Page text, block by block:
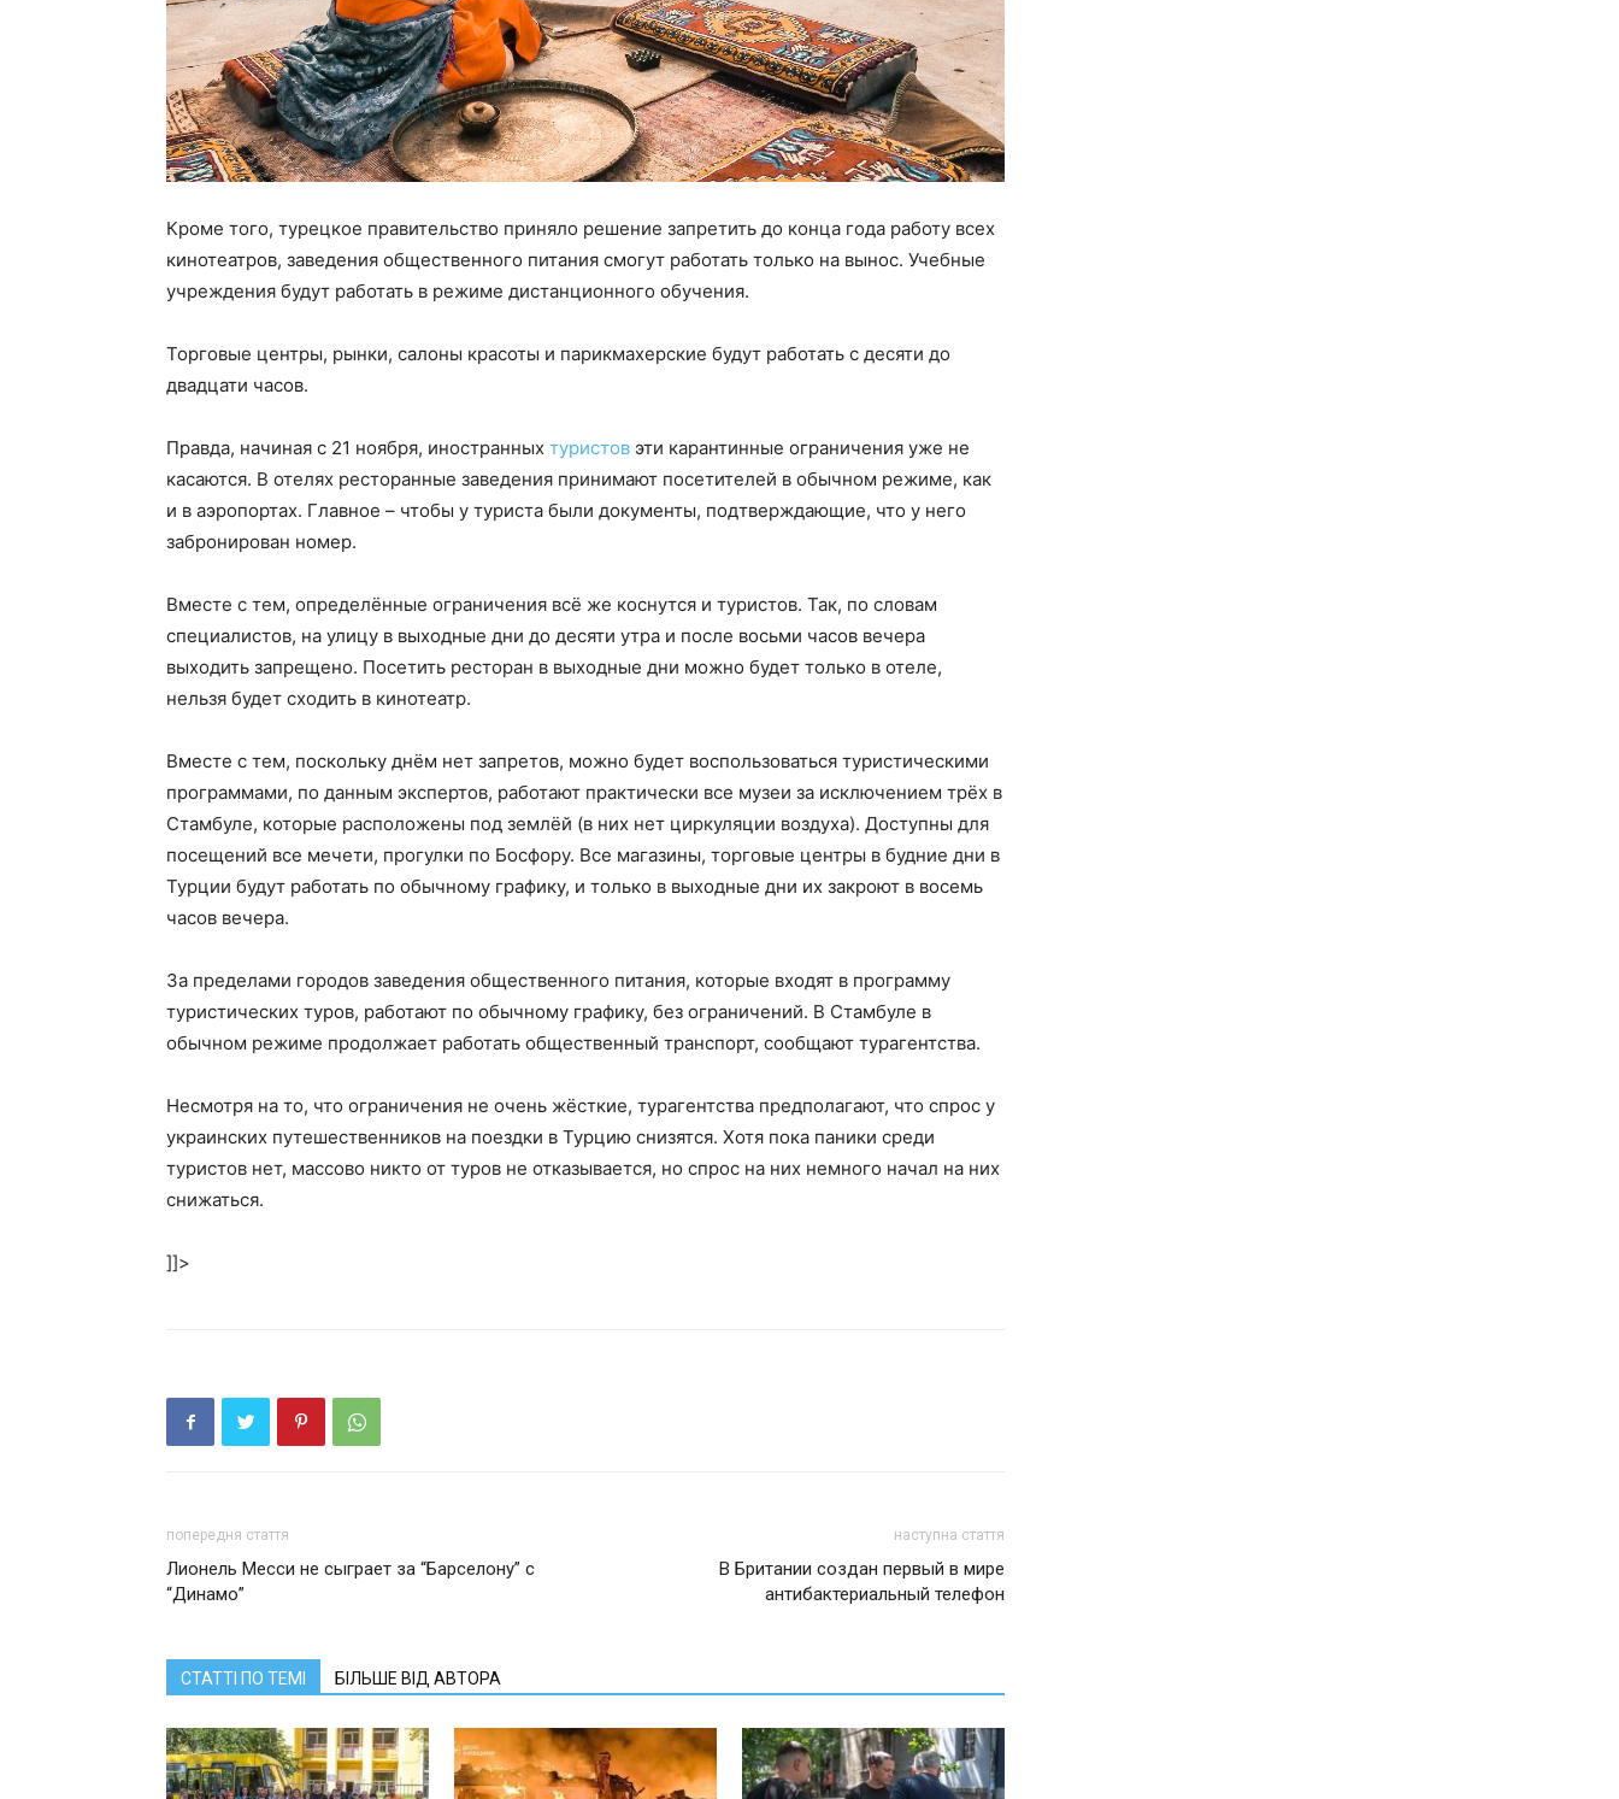
Кроме того, турецкое правительство приняло решение запретить до конца года работу всех
кинотеатров, заведения общественного питания смогут работать только на вынос. Учебные
учреждения будут работать в режиме дистанционного обучения.
Торговые центры, рынки, салоны красоты и парикмахерские будут работать с десяти до
двадцати часов.
Правда, начиная с 21 ноября, иностранных туристов эти карантинные ограничения уже не
касаются. В отелях ресторанные заведения принимают посетителей в обычном режиме, как
и в аэропортах. Главное – чтобы у туриста были документы, подтверждающие, что у него
забронирован номер.
Вместе с тем, определённые ограничения всё же коснутся и туристов. Так, по словам
специалистов, на улицу в выходные дни до десяти утра и после восьми часов вечера
выходить запрещено. Посетить ресторан в выходные дни можно будет только в отеле,
нельзя будет сходить в кинотеатр.
Вместе с тем, поскольку днём нет запретов, можно будет воспользоваться туристическими
программами, по данным экспертов, работают практически все музеи за исключением трёх в
Стамбуле, которые расположены под землёй (в них нет циркуляции воздуха). Доступны для
посещений все мечети, прогулки по Босфору. Все магазины, торговые центры в будние дни в
Турции будут работать по обычному графику, и только в выходные дни их закроют в восемь
часов вечера.
За пределами городов заведения общественного питания, которые входят в программу
туристических туров, работают по обычному графику, без ограничений. В Стамбуле в
обычном режиме продолжает работать общественный транспорт, сообщают турагентства.
Несмотря на то, что ограничения не очень жёсткие, турагентства предполагают, что спрос у
украинских путешественников на поездки в Турцию снизятся. Хотя пока паники среди
туристов нет, массово никто от туров не отказывается, но спрос на них немного начал на них
снижаться.
]]>
попередня стаття
Лионель Месси не сыграет за “Барселону” с
“Динамо”
наступна стаття
В Британии создан первый в мире
антибактериальный телефон
СТАТТІ ПО ТЕМІ БІЛЬШЕ ВІД АВТОРА